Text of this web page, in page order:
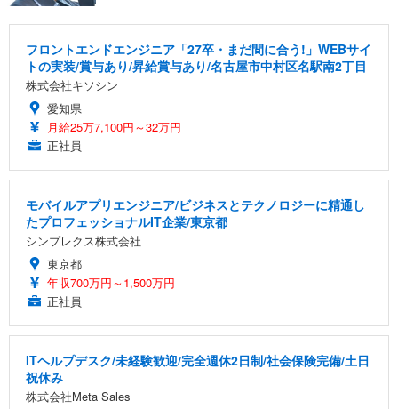
フロントエンドエンジニア「27卒・まだ間に合う!」WEBサイ
トの実装/賞与あり/昇給賞与あり/名古屋市中村区名駅南2丁目
株式会社キソシン
愛知県
月給25万7,100円～32万円
正社員
モバイルアプリエンジニア/ビジネスとテクノロジーに精通し
たプロフェッショナルIT企業/東京都
シンプレクス株式会社
東京都
年収700万円～1,500万円
正社員
ITヘルプデスク/未経験歓迎/完全週休2日制/社会保険完備/土日
祝休み
株式会社Meta Sales